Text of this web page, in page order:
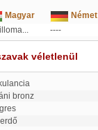
Magyar
Német
----
véletlenül
bronz